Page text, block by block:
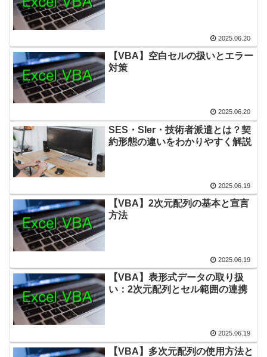
2025.06.20
【VBA】空白セルの扱いとエラー
対策
2025.06.20
SES・SIer・技術者派遣とは？契
約形態の違いをわかりやすく解説
2025.06.19
【VBA】2次元配列の基本と宣言
方法
2025.06.19
【VBA】表形式データの取り扱
い：2次元配列とセル範囲の連携
2025.06.19
【VBA】多次元配列の使用方法と